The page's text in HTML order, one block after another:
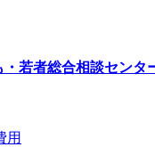
・若者総合相談センタ
用